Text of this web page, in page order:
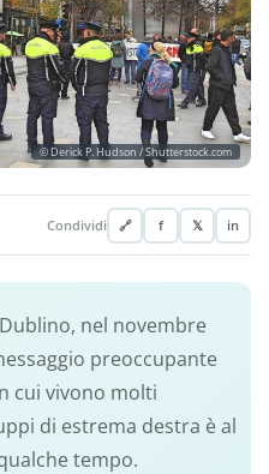
© Derick P. Hudson / Shutterstock.com
Condividi 🔗 f 𝕏 in
nel novembre
preoccupante
cui vivono molti
di estrema destra è al
tempo.